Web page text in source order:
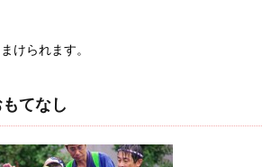
けられます。
てなし